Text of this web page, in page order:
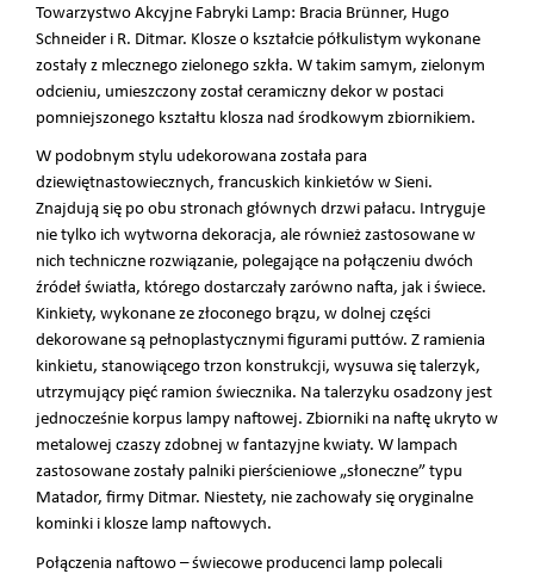
Towarzystwo Akcyjne Fabryki Lamp: Bracia Brünner, Hugo
Schneider i R. Ditmar. Klosze o kształcie półkulistym wykonane
zostały z mlecznego zielonego szkła. W takim samym, zielonym
odcieniu, umieszczony został ceramiczny dekor w postaci
pomniejszonego kształtu klosza nad środkowym zbiornikiem.
W podobnym stylu udekorowana została para
dziewiętnastowiecznych, francuskich kinkietów w Sieni.
Znajdują się po obu stronach głównych drzwi pałacu. Intryguje
nie tylko ich wytworna dekoracja, ale również zastosowane w
nich techniczne rozwiązanie, polegające na połączeniu dwóch
źródeł światła, którego dostarczały zarówno nafta, jak i świece.
Kinkiety, wykonane ze złoconego brązu, w dolnej części
dekorowane są pełnoplastycznymi figurami puttów. Z ramienia
kinkietu, stanowiącego trzon konstrukcji, wysuwa się talerzyk,
utrzymujący pięć ramion świecznika. Na talerzyku osadzony jest
jednocześnie korpus lampy naftowej. Zbiorniki na naftę ukryto w
metalowej czaszy zdobnej w fantazyjne kwiaty. W lampach
zastosowane zostały palniki pierścieniowe „słoneczne” typu
Matador, firmy Ditmar. Niestety, nie zachowały się oryginalne
kominki i klosze lamp naftowych.
Połączenia naftowo – świecowe producenci lamp polecali